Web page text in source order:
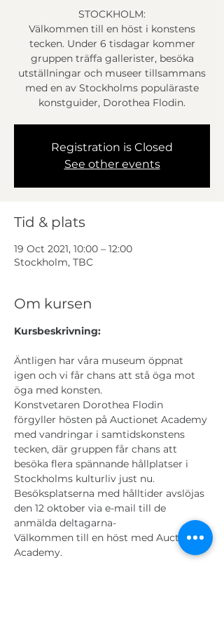
STOCKHOLM:
Välkommen till en höst i konstens
tecken. Under 6 tisdagar kommer
gruppen träffa gallerister, besöka
utställningar och museer tillsammans
med en av Stockholms populäraste
konstguider, Dorothea Flodin.
Registration is Closed
See other events
Tid & plats
19 Oct 2021, 10:00 – 12:00
Stockholm, TBC
Om kursen
Kursbeskrivning:
Äntligen har våra museum öppnat
igen och vi får chans att stå öga mot
öga med konsten.
Konstvetaren Dorothea Flodin
förgyller hösten på Auctionet Academy
med vandringar i samtidskonstens
tecken, där gruppen får chans att
besöka flera spännande hållplatser i
Stockholms kulturliv just nu.
Besöksplatserna med hålltider avslöjas
den 12 oktober via e-mail till de
anmälda deltagarna-
Välkommen till en höst med Auctionet
Academy.